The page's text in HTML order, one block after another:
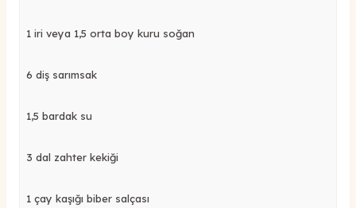
1 iri veya 1,5 orta boy kuru soğan
6 diş sarımsak
1,5 bardak su
3 dal zahter kekiği
1 çay kaşığı biber salçası